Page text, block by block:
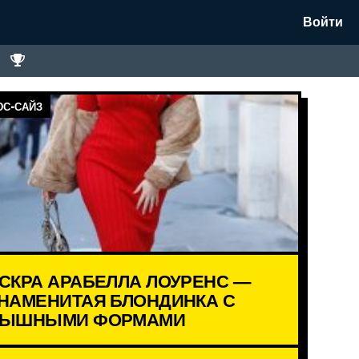
Войти
САЙЗ
АРАБЕЛЛА ЛОУРЕНС —
БЛОНДИНКА С
ФОРМАМИ